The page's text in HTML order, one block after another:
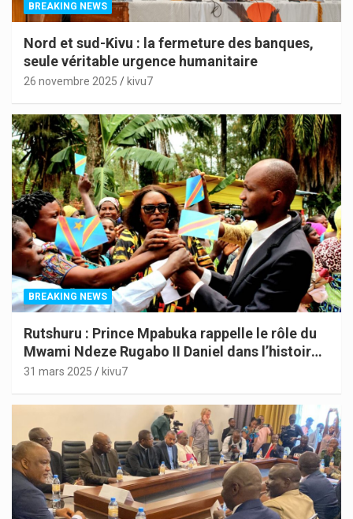
BREAKING NEWS
Nord et sud-Kivu : la fermeture des banques,
seule véritable urgence humanitaire
26 novembre 2025 kivu7
BREAKING NEWS
Rutshuru : Prince Mpabuka rappelle le rôle du
Mwami Ndeze Rugabo II Daniel dans l’histoire
de l’Indépendance du Congo
31 mars 2025 kivu7